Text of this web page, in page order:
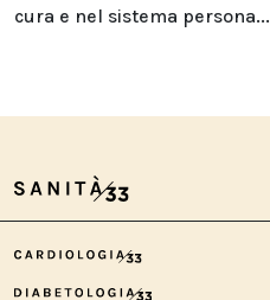
cura e nel sistema persona...